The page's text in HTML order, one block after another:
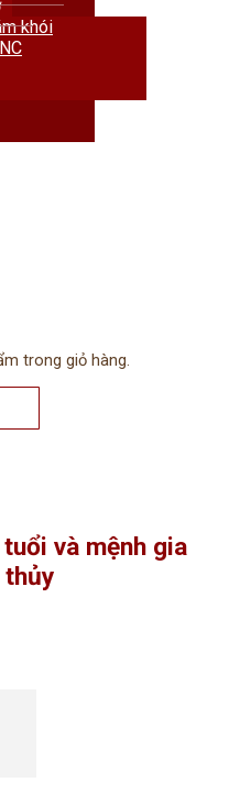
khói
trong giỏ hàng.
và mệnh gia
thủy